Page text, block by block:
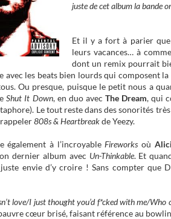
juste de cet album la bande
Et il y a fort à parier
leurs vacances… à
dont un remix pourrait
avec les beats bien lourds qui composent
Ou presque, puisque le petit nous a
Shut It Down, en duo avecThe Dream, qui
Le tout reste dans des sonorités
rappeler808s & Heartbreakde Yeezy.
également à l’incroyableFireworks où
dernier album avec Un-Thinkable. Et
envie d’y croire ! Sans compter que
love/I just thought you’d f*cked with me/
cœur brisé, faisant référence au